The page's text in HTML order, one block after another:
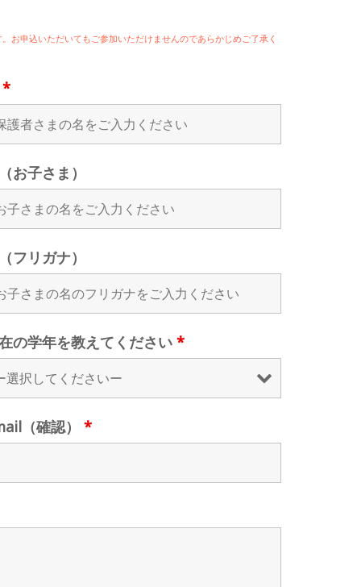
お申込いただいてもご参加いただけませんのであらかじめご了承く
*
お子さま）
フリガナ）
の学年を教えてください*
（確認）*